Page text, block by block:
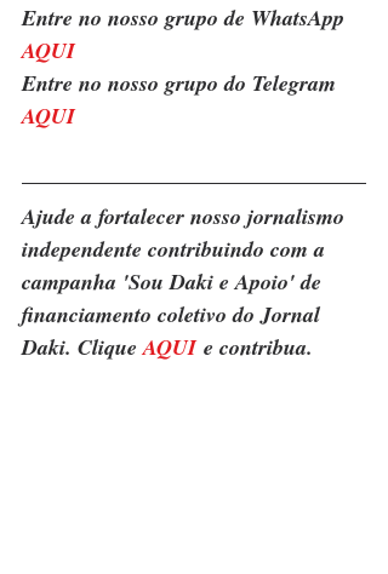
Entre no nosso grupo de WhatsApp
AQUI
Entre no nosso grupo do Telegram
AQUI
Ajude a fortalecer nosso jornalismo
independente contribuindo com a
campanha 'Sou Daki e Apoio' de
financiamento coletivo do Jornal
Daki. Clique AQUI e contribua.